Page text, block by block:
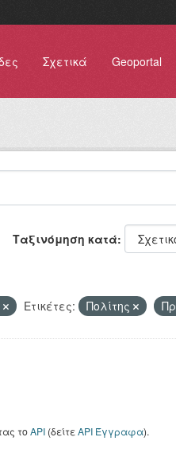
Σχετικά Geoportal
Ταξινόμηση κατά
Ετικέτες: Πολίτης
τοAPI(δείτεAPI Έγγραφα).